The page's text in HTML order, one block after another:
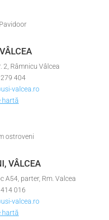
2, Râmnicu Vâlcea
404
valcea.ro
hartă
VÂLCEA
A54, parter, Rm. Valcea
016
valcea.ro
hartă